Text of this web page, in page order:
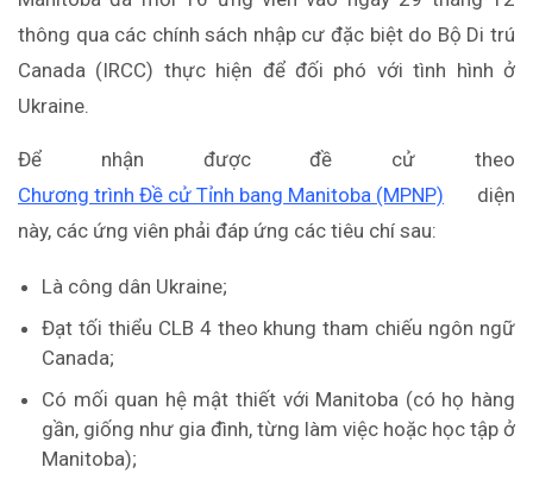
thông qua các chính sách nhập cư đặc biệt do Bộ Di trú
Canada (IRCC) thực hiện để đối phó với tình hình ở
Ukraine.
Để nhận được đề cử theo
Chương trình Đề cử Tỉnh bang Manitoba (MPNP) diện
này, các ứng viên phải đáp ứng các tiêu chí sau:
Là công dân Ukraine;
Đạt tối thiểu CLB 4 theo khung tham chiếu ngôn ngữ
Canada;
Có mối quan hệ mật thiết với Manitoba (có họ hàng
gần, giống như gia đình, từng làm việc hoặc học tập ở
Manitoba);